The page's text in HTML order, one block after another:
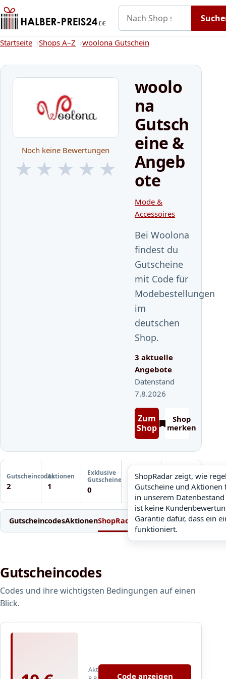
Startseite
GutscheineShops A–ZKategorien
Nach Shop suchen
Startseite Shops A–Z woolona Gutschein
Noch keine Bewertungen
★ ★ ★ ★ ★
woolo
na
Gutsch
eine &
Angeb
ote
Mode &
Accessoires
Bei Woolona
findest du
Gutscheine
mit Code für
Modebestellungen
im
deutschen
Shop.
3 aktuelle
Angebote
Datenstand
7.8.2026
Zum
Shop
Shop
merken
Gutscheincodes
2
Aktionen
1
Exklusive
Gutscheine
0
ShopRadar
noch keine Daten
ShopRadar zeigt, wie
Gutscheine und Aktionen
in unserem
ist keine
Garantie dafür, dass ein
funktioniert.
Letzte
Gutscheinprüfung
Noch keine
Prüfung
GutscheincodesAktionenShopRadarWeitere Gutscheine
Gutscheincodes
Codes und ihre wichtigsten Bedingungen auf einen
Blick.
R
Aktualisiert
Code anzeigen